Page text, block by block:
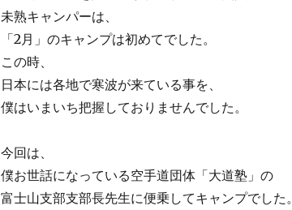
未熟キャンパーは、
「2月」のキャンプは初めてでした。
この時、
日本には各地で寒波が来ている事を、
僕はいまいち把握しておりませんでした。
今回は、
僕お世話になっている空手道団体「大道塾」の
富士山支部支部長先生に便乗してキャンプでした。